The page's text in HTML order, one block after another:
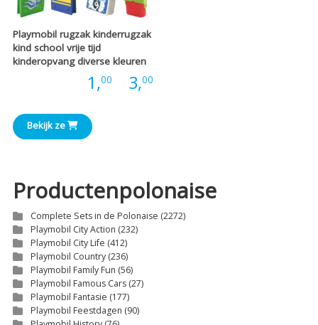
Playmobil rugzak kinderrugzak
kind school vrije tijd
kinderopvang diverse kleuren
1,00 3,00Prijsklasse:
Bekijk ze
Productenpolonaise
Complete Sets in de Polonaise (2272)
Playmobil City Action (232)
Playmobil City Life (412)
Playmobil Country (236)
Playmobil Family Fun (56)
Playmobil Famous Cars (27)
Playmobil Fantasie (177)
Playmobil Feestdagen (90)